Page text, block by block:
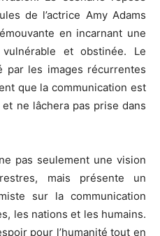
de l’actrice Amy Adams
en incarnant une
et obstinée. Le
par les images récurrentes
que la communication est
ne lâchera pas prise dans
pas seulement une vision
mais présente un
sur la communication
les nations et les humains.
pour l’humanité tout en